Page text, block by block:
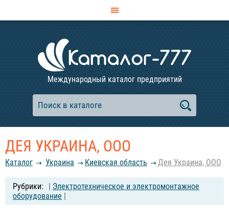
Международный каталог предприятий
ДЕЯ УКРАИНА, ООО
Каталог Украина Киевская область Дея Украина, ООО
| Электротехническое и электромонтажное
оборудование |